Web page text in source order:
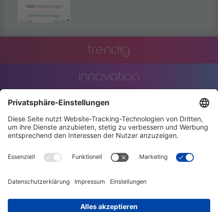
trendig
innovation
engineering
training
events
stellenanzeigen datenschutzerklärung